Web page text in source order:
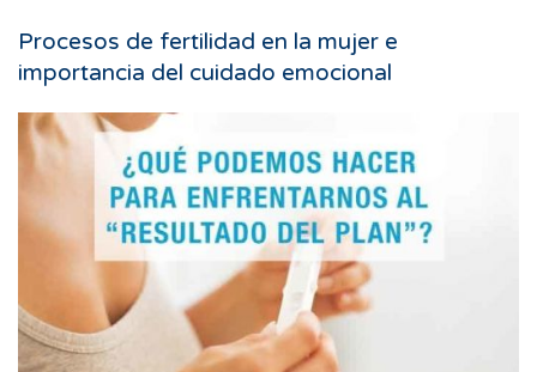
Procesos de fertilidad en la mujer e
importancia del cuidado emocional